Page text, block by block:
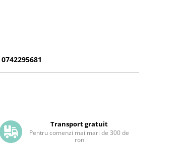
0742295681
Transport gratuit
Pentru comenzi mai mari de 300 de
ron